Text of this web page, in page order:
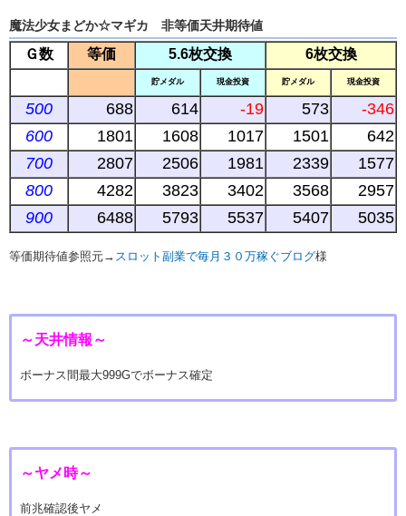
魔法少女まどか☆マギカ 非等価天井期待値
Ｇ数 等価 5.6枚交換 6枚交換
貯メダル 現金投資 貯メダル 現金投資
500 688 614 -19 573
-346
600
1801 1608 1017 1501
642
700
2807 2506 1981 2339
1577
800
4282 3823 3402 3568
2957
900
6488 5793 5537 5407 5035
等価期待値参照元→ スロット副業で毎月３０万稼ぐブログ様
～天井情報～
ボーナス間最大999Gでボーナス確定
～ヤメ時～
前兆確認後ヤメ